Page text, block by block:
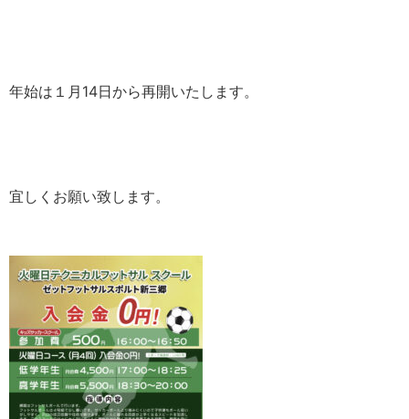
年始は１月14日から再開いたします。
宜しくお願い致します。